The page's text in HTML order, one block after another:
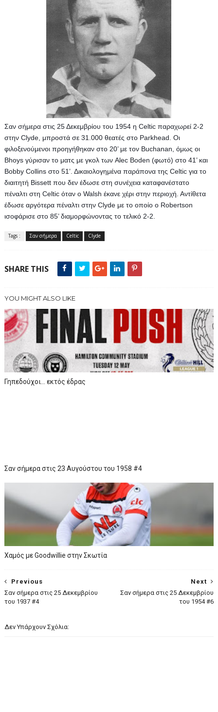
Σαν σήμερα στις 25 Δεκεμβρίου του 1954 η Celtic παραχωρεί 2-2
στην Clyde, μπροστά σε 31.000 θεατές στο Parkhead. Oι
φιλοξενούμενοι προηγήθηκαν στο 20’ με τον Buchanan, όμως οι
Bhoys γύρισαν το ματς με γκολ των Alec Boden (φωτό) στο 41’ και
Bobby Collins στο 51’. Δικαιολογημένα παράπονα της Celtic για το
διαιτητή Bissett που δεν έδωσε στη συνέχεια καταφανέστατο
πέναλτι στη Celtic όταν ο Walsh έκανε χέρι στην περιοχή. Αντίθετα
έδωσε αργότερα πέναλτι στην Clyde με το οποίο ο Robertson
ισοφάρισε στο 85’ διαμορφώνοντας το τελικό 2-2.
Tags : Σαν σήμερα Celtic Clyde
SHARE THIS
YOU MIGHT ALSO LIKE
Γηπεδούχοι... εκτός έδρας
Σαν σήμερα στις 23 Αυγούστου του 1958 #4
Xαμός με Goodwillie στην Σκωτία
Next
Σαν σήμερα στις 25 Δεκεμβρίου
του 1954 #6
Previous
Σαν σήμερα στις 25 Δεκεμβρίου
του 1937 #4
Δεν Υπάρχουν Σχόλια: